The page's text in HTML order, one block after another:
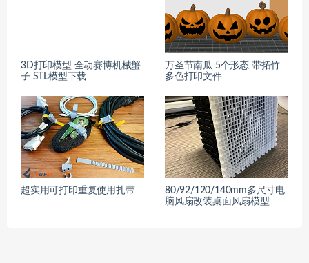
3D打印模型 全动赛博机械蟹
子 STL模型下载
万圣节南瓜 5个形态 带拓竹
多色打印文件
超实用可打印重复使用扎带
80/92/120/140mm多尺寸电
脑风扇改装桌面风扇模型